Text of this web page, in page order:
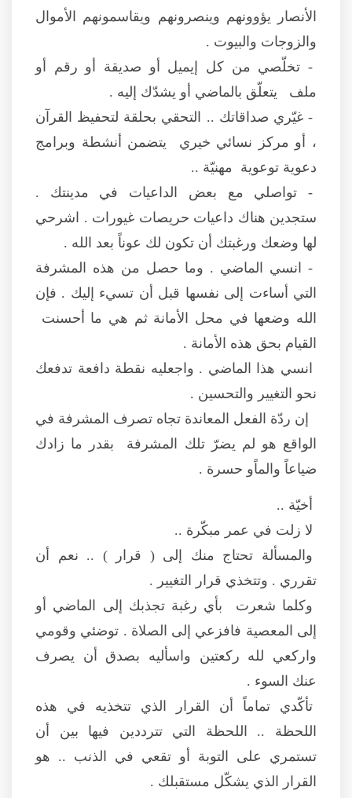
الأنصار يؤوونهم وينصرونهم ويقاسمونهم الأموال
والزوجات والبيوت .
- تخلّصي من كل إيميل أو صديقة أو رقم أو
ملف يتعلّق بالماضي أو يشدّك إليه .
- غيّري صداقاتك .. التحقي بحلقة لتحفيظ القرآن
، أو مركز نسائي خيري يتضمن أنشطة وبرامج
دعوية توعوية مهنيّة ..
- تواصلي مع بعض الداعيات في مدينتك .
ستجدين هناك داعيات حريصات غيورات . اشرحي
لها وضعك ورغبتك أن تكون لك عوناً بعد الله .
- انسي الماضي . وما حصل من هذه المشرفة
التي أساءت إلى نفسها قبل أن تسيء إليك . فإن
الله وضعها في محل الأمانة ثم هي ما أحسنت
القيام بحق هذه الأمانة .
انسي هذا الماضي . واجعليه نقطة دافعة تدفعك
نحو التغيير والتحسين .
إن ردّة الفعل المعاندة تجاه تصرف المشرفة في
الواقع هو لم يضرّ تلك المشرفة بقدر ما زادك
ضياعاً والماًو حسرة .
أخيّة ..
لا زلت في عمر مبكّرة ..
والمسألة تحتاج منك إلى ( قرار ) .. نعم أن
تقرري . وتتخذي قرار التغيير .
وكلما شعرت بأي رغبة تجذبك إلى الماضي أو
إلى المعصية فافزعي إلى الصلاة . توضئي وقومي
واركعي لله ركعتين واسأليه بصدق أن يصرف
عنك السوء .
تأكّدي تماماً أن القرار الذي تتخذيه في هذه
اللحظة .. اللحظة التي تترددين فيها بين أن
تستمري على التوبة أو تقعي في الذنب .. هو
القرار الذي يشكّل مستقبلك .